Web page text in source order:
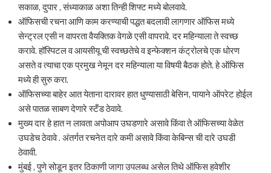
सकाळ, दुपार , संध्याकाळ अशा तिन्ही शिफ्ट मध्ये बोलवावे.
ऑफिसची रचना आणि काम करण्याची पद्धत बदलावी लागणार ऑफिस मध्ये
सेन्ट्रल एसी न वापरता वैयक्तिक वेगळे एसी वापरावे. दर महिन्याला ते स्वच्छ
करावे. हॉस्पिटल व आयसीयू ची स्वच्छतेचे व इन्फेक्शन कंट्रोलचे एक धोरण
असते व त्याचा एक प्रमुख नेमून दर महिन्याला या विषयी बैठक होते. हे ऑफिस
मध्ये ही सुरु करा.
ऑफिसच्या बाहेर आत येताना दारावर हात धुण्यासाठी बेसिन, पायाने ऑपरेट होईल
असे पातळ साबण देणारे स्टँड ठेवावे.
मुख्य दार हे हात न लावता अपोआप उघडणारे असावे किंवा ते ऑफिसच्या वेळेत
उघडेच ठेवावे . अंतर्गत रचनेत दारे कमी असावे किंवा केबिन्स ची दारे उघडी
ठेवावी.
मुंबई , पुणे सोडून इतर ठिकाणी जागा उपलब्ध असेल तिथे ऑफिस हवेशीर